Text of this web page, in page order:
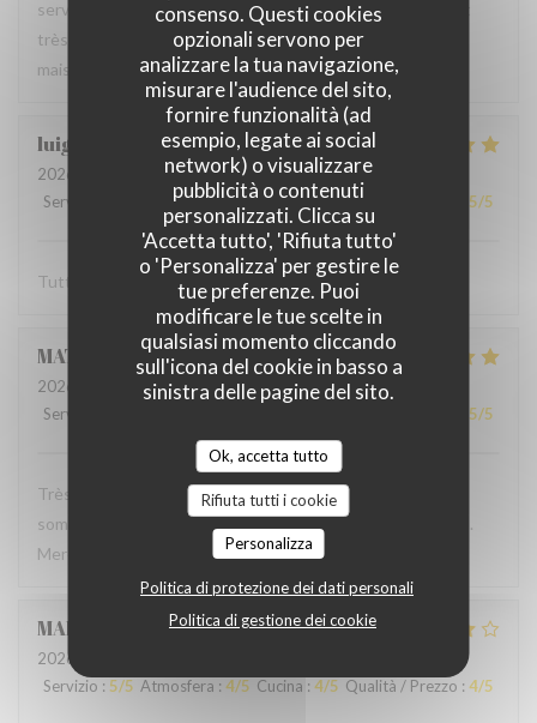
consenso. Questi cookies
opzionali servono per
analizzare la tua navigazione,
misurare l'audience del sito,
fornire funzionalità (ad
esempio, legate ai social
network) o visualizzare
pubblicità o contenuti
personalizzati. Clicca su
'Accetta tutto', 'Rifiuta tutto'
o 'Personalizza' per gestire le
tue preferenze. Puoi
modificare le tue scelte in
qualsiasi momento cliccando
sull'icona del cookie in basso a
sinistra delle pagine del sito.
Ok, accetta tutto
Rifiuta tutti i cookie
Personalizza
Politica di protezione dei dati personali
Politica di gestione dei cookie
serveur très agréable, les plats sont bien servis et surtout
très bons. Mention spéciale pour la mousse au chocolat
maison !
luigi
2026-06-07
- 14:30 - Ospiti 2
Servizio
Atmosfera: 5/5 Cucina: 5/5 Qualità / Prezzo 5/5
Tutto molto buono. Carbonade buonissima
MATHIEU
2026-06-07
- 19:00 - Ospiti 2
Servizio
5/5
Très bonne soirée dans cet établissement où nous nous
sommes régalés avec des plats authentiques de Bruxelles.
Merci à l'accueil ainsi qu'au service sans fausse note
MARCELA
2026-05-24
Servizio : 5/5 Atmosfera : 4/5 Cucina : 4/5 Qualità / Prezzo : 4/5